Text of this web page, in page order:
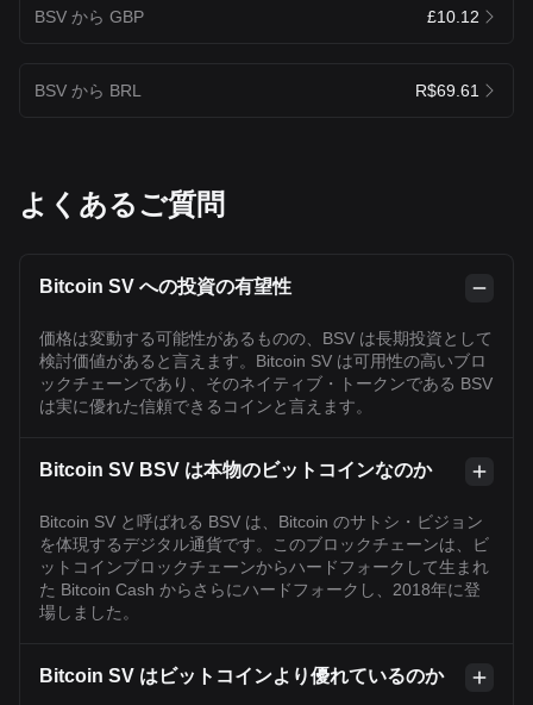
BSV から GBP £10.12
BSV から BRL R$69.61
よくあるご質問
Bitcoin SV への投資の有望性
価格は変動する可能性があるものの、BSV は長期投資として
検討価値があると言えます。Bitcoin SV は可用性の高いブロ
ックチェーンであり、そのネイティブ・トークンである BSV
は実に優れた信頼できるコインと言えます。
Bitcoin SV BSV は本物のビットコインなのか
Bitcoin SV と呼ばれる BSV は、Bitcoin のサトシ・ビジョン
を体現するデジタル通貨です。このブロックチェーンは、ビ
ットコインブロックチェーンからハードフォークして生まれ
た Bitcoin Cash からさらにハードフォークし、2018年に登
場しました。
Bitcoin SV はビットコインより優れているのか